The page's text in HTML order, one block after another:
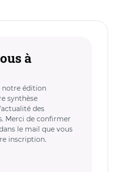
à
notre édition
synthèse
des
Merci de confirmer
le mail que vous
inscription.